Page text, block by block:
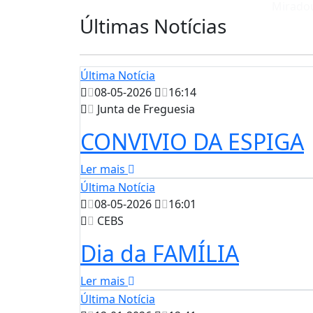
Últimas Notícias
Última Notícia
08-05-2026
16:14
Junta de Freguesia
CONVIVIO DA ESPIGA
Ler mais
Última Notícia
08-05-2026
16:01
CEBS
Dia da FAMÍLIA
Ler mais
Última Notícia